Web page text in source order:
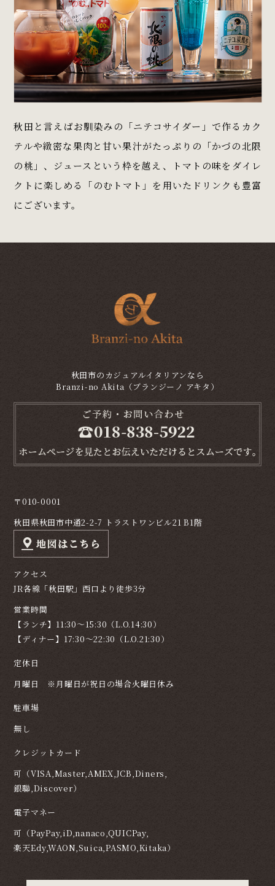
秋田と言えばお馴染みの「ニテコサイダー」で作るカク
テルや緻密な果肉と甘い果汁がたっぷりの「かづの北限
の桃」、ジュースという枠を越え、トマトの味をダイレ
クトに楽しめる「のむトマト」を用いたドリンクも豊富
にございます。
秋田市のカジュアルイタリアンなら
Branzi-no Akita（ブランジーノ アキタ）
〒010-0001
秋田県秋田市中通2-2-7 トラストワンビル21 B1階
アクセス
JR各線「秋田駅」西口より徒歩3分
営業時間
【ランチ】11:30～15:30（L.O.14:30）
【ディナー】17:30～22:30（L.O.21:30）
定休日
月曜日 ※月曜日が祝日の場合火曜日休み
駐車場
無し
クレジットカード
可（VISA,Master,AMEX,JCB,Diners,
銀聯,Discover）
電子マネー
可（PayPay,iD,nanaco,QUICPay,
楽天Edy,WAON,Suica,PASMO,Kitaka）